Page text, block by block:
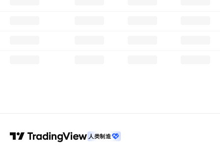
人类制造